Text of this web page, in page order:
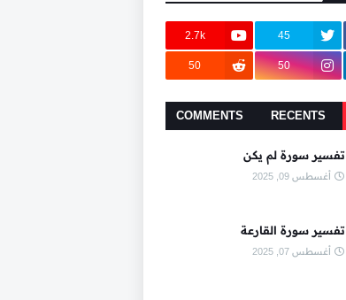
45
2.7k
50
50
RECENTS
COMMENTS
تفسير سورة لم يكن
أغسطس 09, 2025
تفسير سورة القارعة
أغسطس 07, 2025